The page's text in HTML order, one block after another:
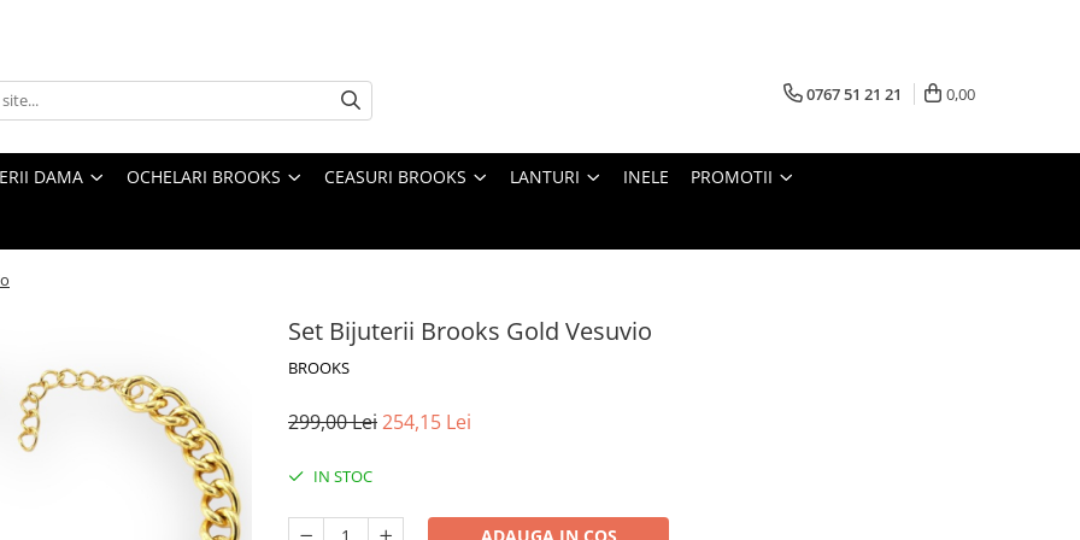
0767 51 21 21 0,00
DAMA OCHELARI BROOKS CEASURI BROOKS LANTURI INELE PROMOTII
Set Bijuterii Brooks Gold Vesuvio
BROOKS
299,00 Lei254,15 Lei
IN STOC
ADAUGA IN COS